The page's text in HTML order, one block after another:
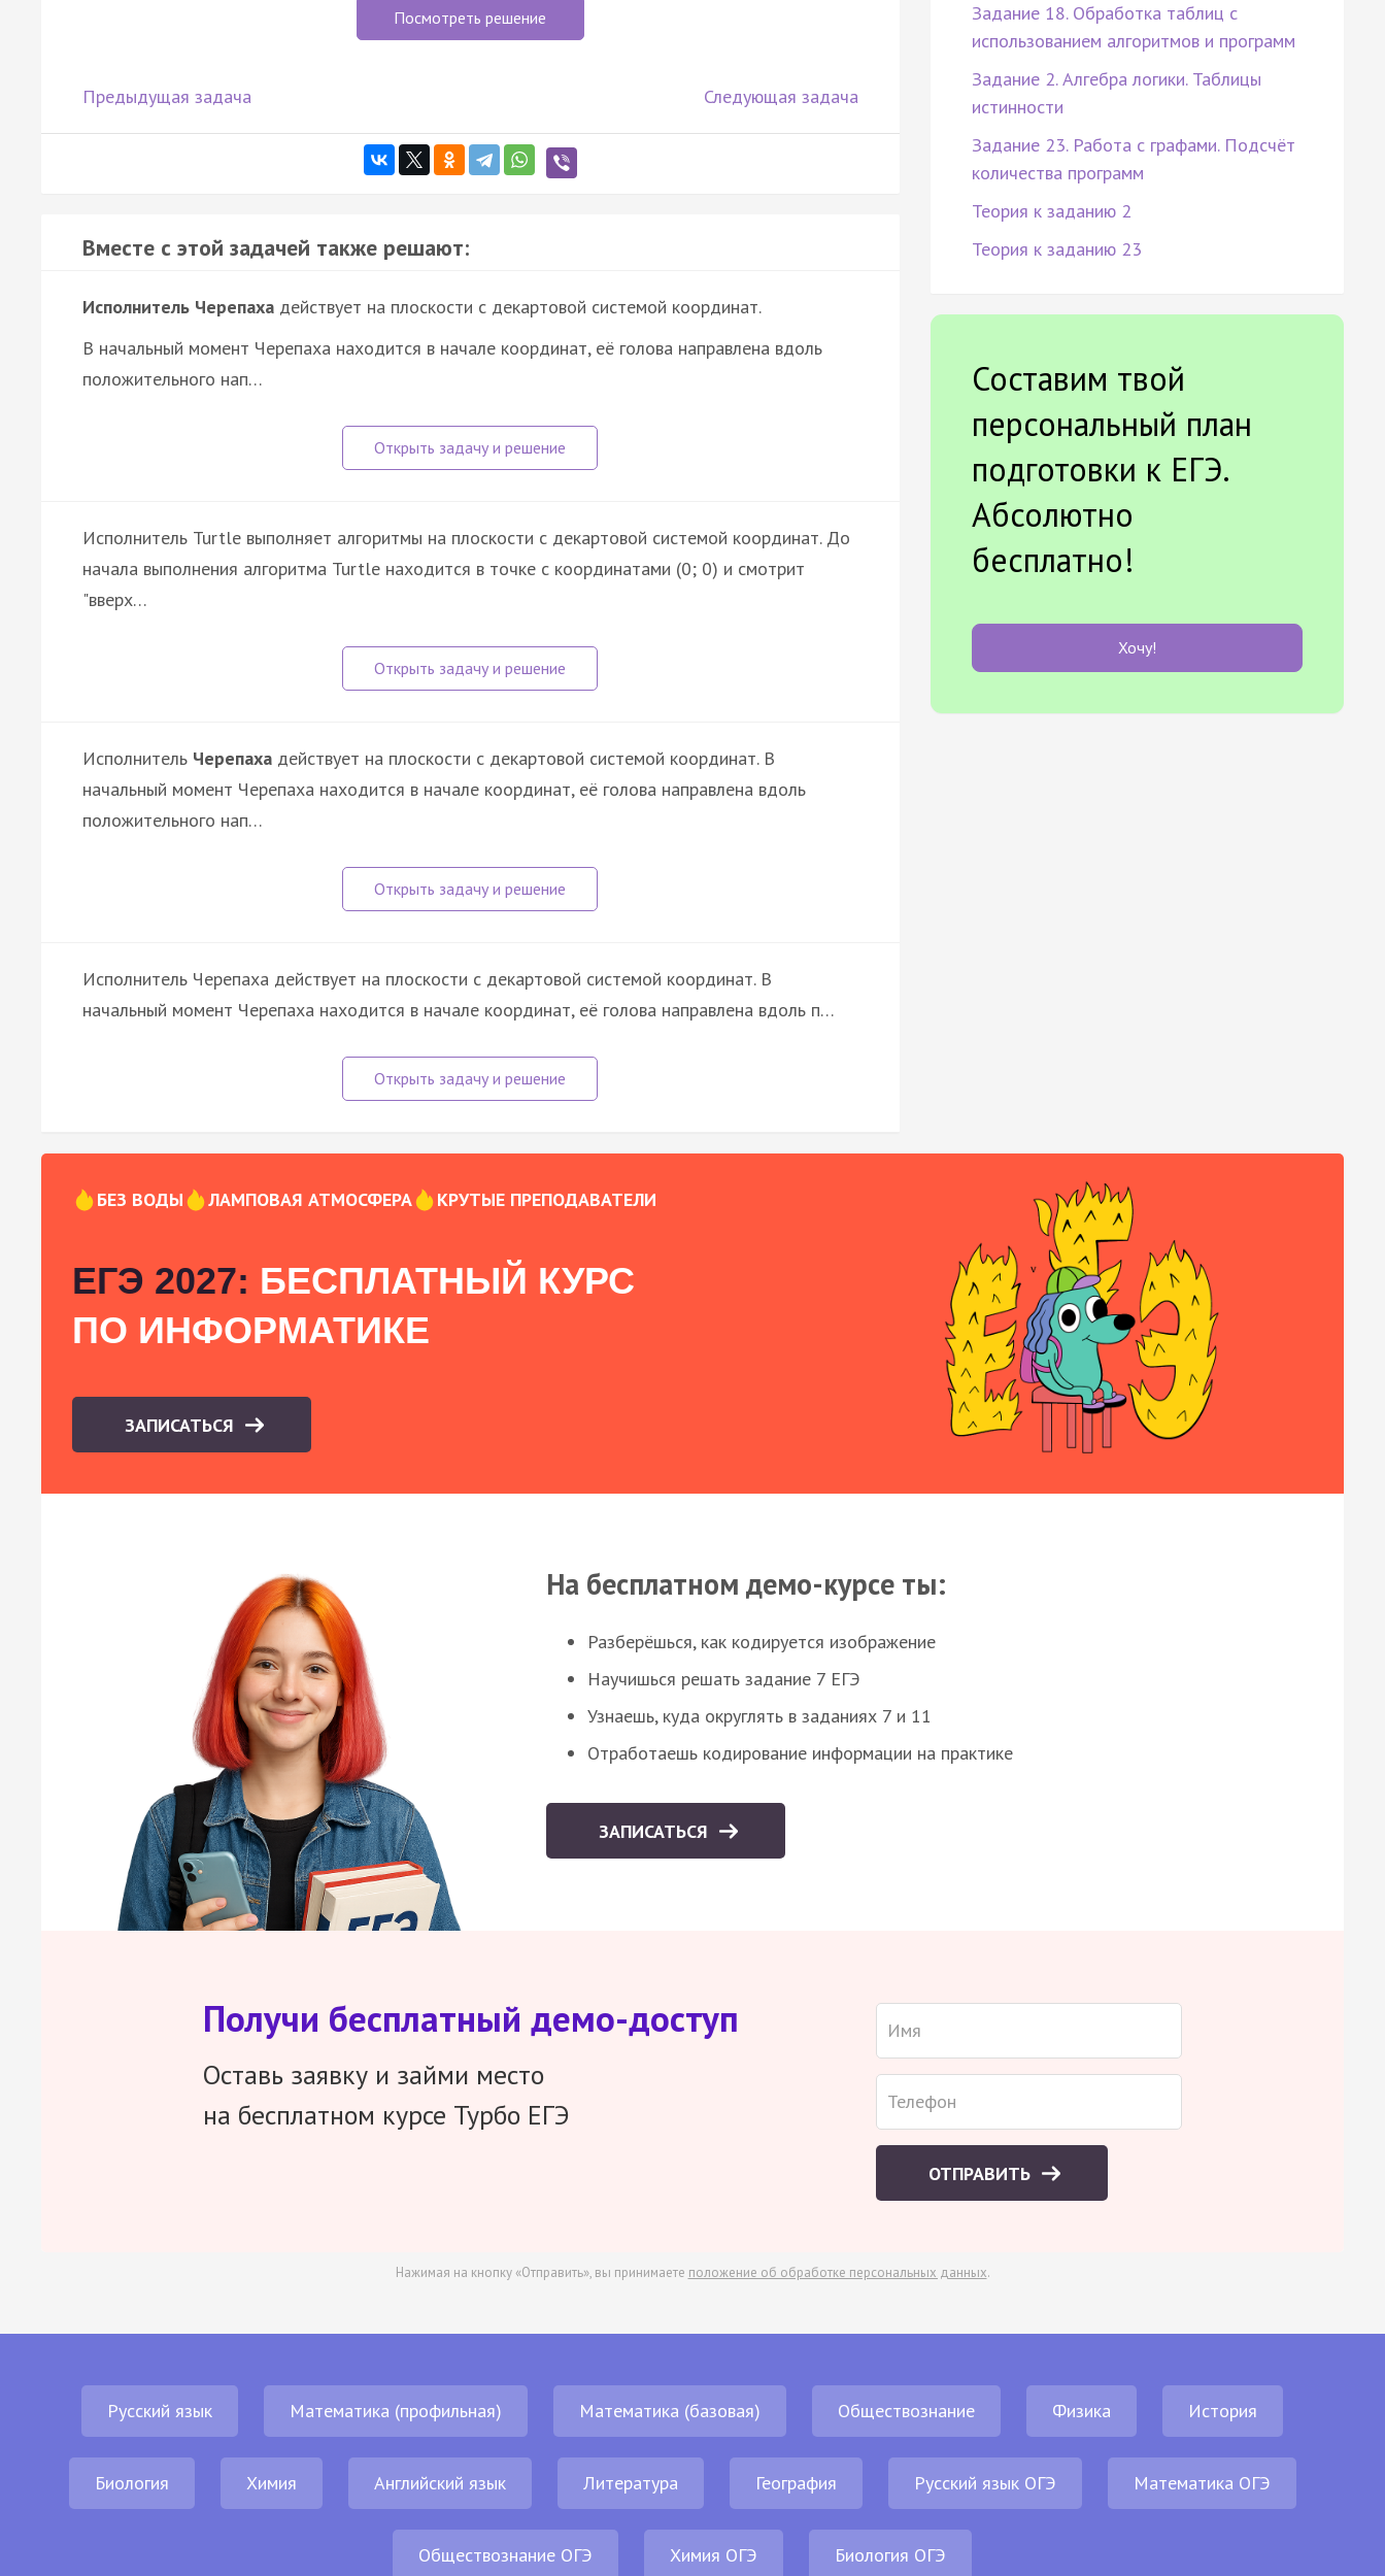
Посмотреть решение
Предыдущая задача Следующая задача
Вместе с этой задачей также решают:
Исполнитель Черепаха действует на плоскости с декартовой системой координат.
В начальный момент Черепаха находится в начале координат, её голова направлена вдоль
положительного нап…
Исполнитель Turtle выполняет алгоритмы на плоскости с декартовой системой координат. До
начала выполнения алгоритма Turtle находится в точке с координатами (0; 0) и смотрит
"вверх…
Исполнитель Черепаха действует на плоскости с декартовой системой координат. В
начальный момент Черепаха находится в начале координат, её голова направлена вдоль
положительного нап…
Исполнитель Черепаха действует на плоскости с декартовой системой координат. В
начальный момент Черепаха находится в начале координат, её голова направлена вдоль п…
Задание 18. Обработка таблиц с
использованием алгоритмов и программ
Задание 2. Алгебра логики. Таблицы
истинности
Задание 23. Работа с графами. Подсчёт
количества программ
Теория к заданию 2
Теория к заданию 23
Составим твой
персональный план
подготовки к ЕГЭ.
Абсолютно
бесплатно!
Хочу!
БЕЗ ВОДЫ ЛАМПОВАЯ АТМОСФЕРА КРУТЫЕ ПРЕПОДАВАТЕЛИ
ЕГЭ 2027: БЕСПЛАТНЫЙ КУРС
ПО ИНФОРМАТИКЕ
ЗАПИСАТЬСЯ
На бесплатном демо-курсе ты:
Разберёшься, как кодируется изображение
Научишься решать задание 7 ЕГЭ
Узнаешь, куда округлять в заданиях 7 и 11
Отработаешь кодирование информации на практике
ЗАПИСАТЬСЯ
Получи бесплатный демо-доступ
Оставь заявку и займи место
на бесплатном курсе Турбо ЕГЭ
ОТПРАВИТЬ
Нажимая на кнопку «Отправить», вы принимаете положение об обработке персональных данных.
Русский язык Математика (профильная) Математика (базовая) Обществознание Физика История
Биология Химия Английский язык Литература География Русский язык ОГЭ Математика ОГЭ
Обществознание ОГЭ Химия ОГЭ Биология ОГЭ